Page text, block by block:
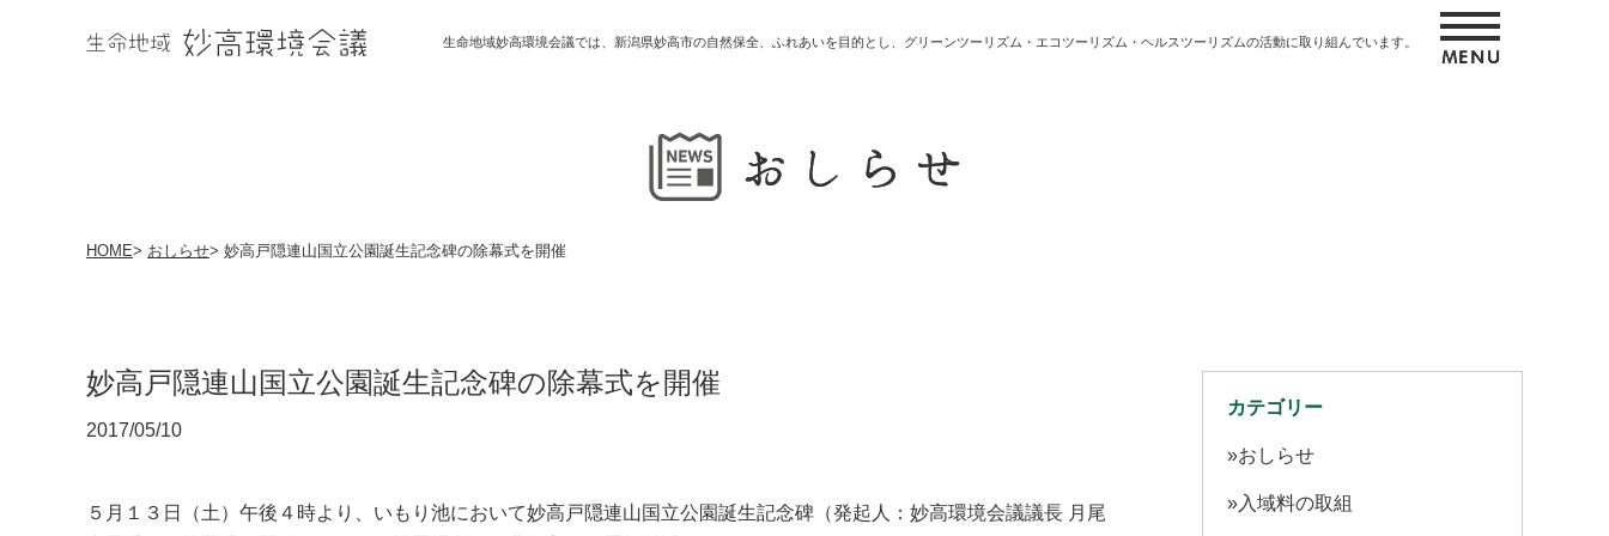
生命地域妙高環境会議では、新潟県妙高市の自然保全、ふれあいを目的とし、グリーンツーリズム・エコツーリズム・ヘルスツーリズムの活動に取り組んでいます。
HOME> おしらせ> 妙高戸隠連山国立公園誕生記念碑の除幕式を開催
妙高戸隠連山国立公園誕生記念碑の除幕式を開催
2017/05/10
５月１３日（土）午後４時より、いもり池において妙高戸隠連山国立公園誕生記念碑（発起人：妙高環境会議議長 月尾
カテゴリー
おしらせ
入域料の取組